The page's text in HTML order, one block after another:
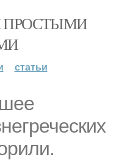
ПРОСТЫМИ
статьи